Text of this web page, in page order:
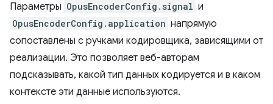
Параметры OpusEncoderConfig.signal и
OpusEncoderConfig.application напрямую
сопоставлены с ручками кодировщика, зависящими от
реализации. Это позволяет веб-авторам
подсказывать, какой тип данных кодируется и в каком
контексте эти данные используются.